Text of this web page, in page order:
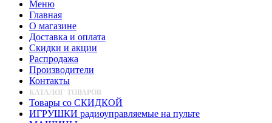
Меню
Главная
О магазине
Доставка и оплата
Скидки и акции
Распродажа
Производители
Контакты
КАТАЛОГ ТОВАРОВ
Товары со СКИДКОЙ
ИГРУШКИ радиоуправляемые на пульте